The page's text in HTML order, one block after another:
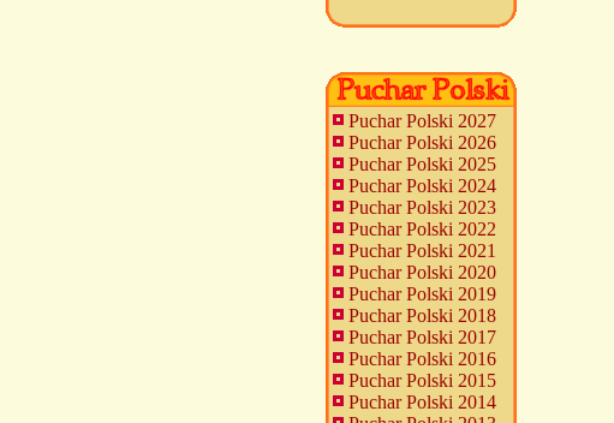
Puchar Polski 2027
Puchar Polski 2026
Puchar Polski 2025
Puchar Polski 2024
Puchar Polski 2023
Puchar Polski 2022
Puchar Polski 2021
Puchar Polski 2020
Puchar Polski 2019
Puchar Polski 2018
Puchar Polski 2017
Puchar Polski 2016
Puchar Polski 2015
Puchar Polski 2014